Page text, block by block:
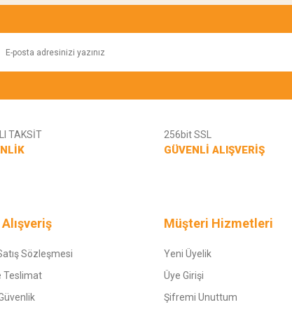
Yorum Yaz
TAKSİT 256bit SSL
GÜVENLİ ALIŞVERİŞ
Sözleşmesi
Teslimat
Müşteri Hizmetleri
Yeni Üyelik
Üye Girişi
Şifremi Unuttum